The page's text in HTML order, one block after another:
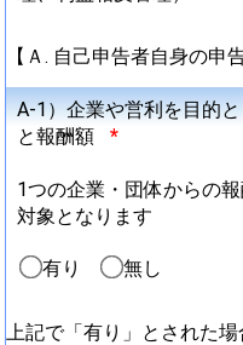
【Ａ. 自己申告者自身の申
A-1）企業や営利を目的
と報酬額
*
1つの企業・団体からの
対象となります
有り 無し
上記で「有り」とされた